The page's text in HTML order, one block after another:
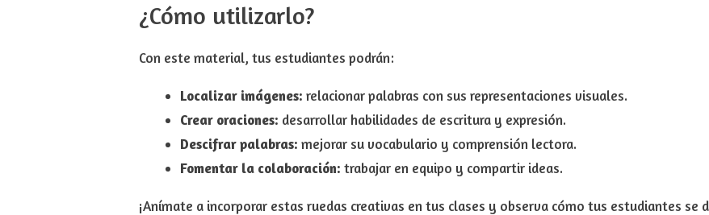
¿Cómo utilizarlo?
Con este material, tus estudiantes podrán:
Localizar imágenes: relacionar palabras con sus representaciones visuales.
Crear oraciones: desarrollar habilidades de escritura y expresión.
Descifrar palabras: mejorar su vocabulario y comprensión lectora.
Fomentar la colaboración: trabajar en equipo y compartir ideas.
¡Anímate a incorporar estas ruedas creativas en tus clases y observa cómo tus estudiantes se